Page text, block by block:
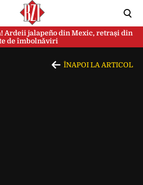
Ardeii jalapeño din Mexic, retrași din
de îmbolnăviri
ÎNAPOI LA ARTICOL